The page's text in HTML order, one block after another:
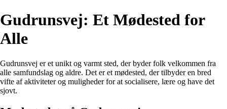
Gudrunsvej: Et Mødested for
Alle
Gudrunsvej er et unikt og varmt sted, der byder folk velkommen fra
alle samfundslag og aldre. Det er et mødested, der tilbyder en bred
vifte af aktiviteter og muligheder for at socialisere, lære og have det
sjovt.